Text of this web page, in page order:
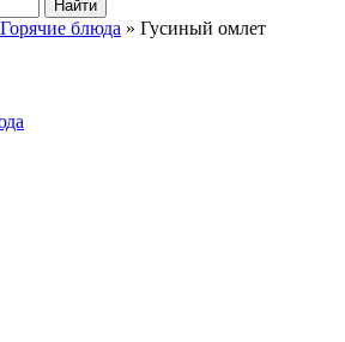
Горячие блюда » Гусиный омлет